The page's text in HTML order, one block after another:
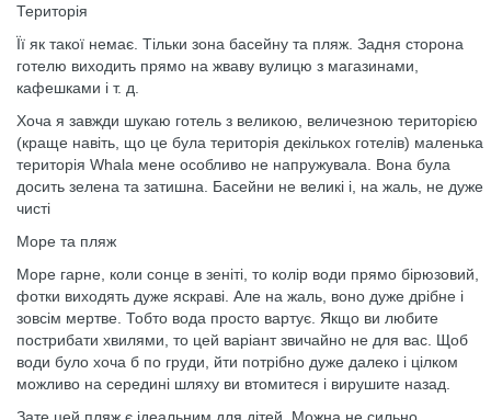
Територія
Її як такої немає. Тільки зона басейну та пляж. Задня сторона
готелю виходить прямо на жваву вулицю з магазинами,
кафешками і т. д.
Хоча я завжди шукаю готель з великою, величезною територією
(краще навіть, що це була територія декількох готелів) маленька
територія Whala мене особливо не напружувала. Вона була
досить зелена та затишна. Басейни не великі і, на жаль, не дуже
чисті
Море та пляж
Море гарне, коли сонце в зеніті, то колір води прямо бірюзовий,
фотки виходять дуже яскраві. Але на жаль, воно дуже дрібне і
зовсім мертве. Тобто вода просто вартує. Якщо ви любите
пострибати хвилями, то цей варіант звичайно не для вас. Щоб
води було хоча б по груди, йти потрібно дуже далеко і цілком
можливо на середині шляху ви втомитеся і вирушите назад.